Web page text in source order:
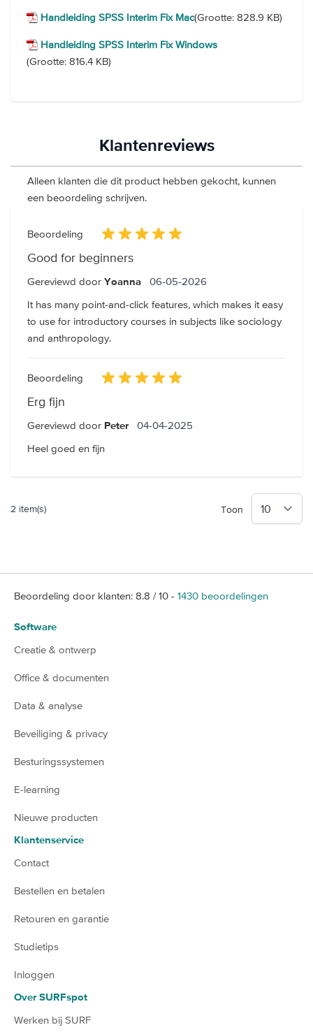
Handleiding SPSS Interim Fix Mac(Grootte: 828.9 KB)
Handleiding SPSS Interim Fix Windows
(Grootte: 816.4 KB)
Klantenreviews
Alleen klanten die dit product hebben gekocht, kunnen
een beoordeling schrijven.
Beoordeling
Good for beginners
Gereviewd door Yoanna 6 mei 2026
06-05-2026
It has many point-and-click features, which makes it easy
to use for introductory courses in subjects like sociology
and anthropology.
Beoordeling
Erg fijn
Gereviewd door Peter 4 april 2025
04-04-2025
Heel goed en fijn
2 item(s) Toon
Beoordeling door klanten: 8.8 /10 - 1430 beoordelingen
Software
Creatie & ontwerp
Office & documenten
Data & analyse
Beveiliging & privacy
Besturingssystemen
E-learning
Nieuwe producten
Klantenservice
Contact
Bestellen en betalen
Retouren en garantie
Studietips
Inloggen
Over SURFspot
Werken bij SURF